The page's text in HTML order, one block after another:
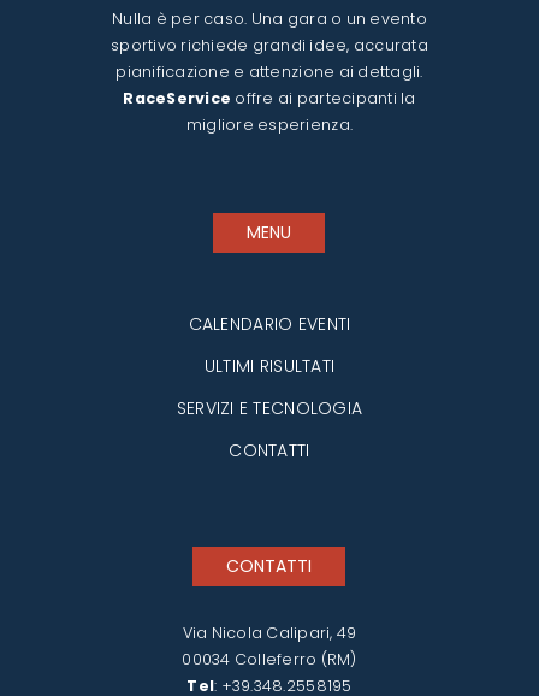
Nulla è per caso. Una gara o un evento
sportivo richiede grandi idee, accurata
pianificazione e attenzione ai dettagli.
RaceService offre ai partecipanti la
migliore esperienza.
MENU
CALENDARIO EVENTI
ULTIMI RISULTATI
SERVIZI E TECNOLOGIA
CONTATTI
CONTATTI
Via Nicola Calipari, 49
00034 Colleferro (RM)
Tel: +39.348.2558195